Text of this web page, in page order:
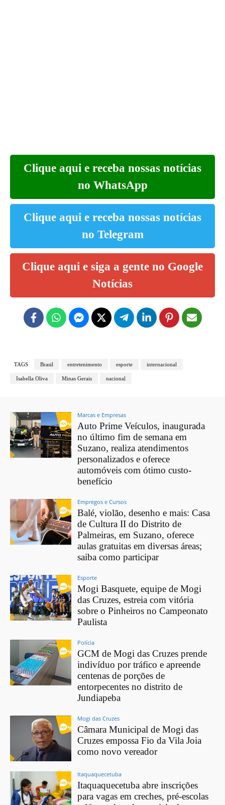
Clique aqui e receba nossas notícias
no WhatsApp
Clique aqui e receba nossas notícias
no Telegram
Clique aqui e siga a gente no Google
Notícias
TAGS Brasil entretenimento esporte internacional
Isabella Oliva Minas Gerais nacional
Marcas e Empresas
Auto Prime Veículos, inaugurada
no último fim de semana em
Suzano, realiza atendimentos
personalizados e oferece
automóveis com ótimo custo-
benefício
Empregos e Cursos
Balé, violão, desenho e mais: Casa
de Cultura II do Distrito de
Palmeiras, em Suzano, oferece
aulas gratuitas em diversas áreas;
saiba como participar
Esporte
Mogi Basquete, equipe de Mogi
das Cruzes, estreia com vitória
sobre o Pinheiros no Campeonato
Paulista
Polícia
GCM de Mogi das Cruzes prende
indivíduo por tráfico e apreende
centenas de porções de
entorpecentes no distrito de
Jundiapeba
Mogi das Cruzes
Câmara Municipal de Mogi das
Cruzes empossa Fio da Vila Joia
como novo vereador
Itaquaquecetuba
Itaquaquecetuba abre inscrições
para vagas em creches, pré-escolas